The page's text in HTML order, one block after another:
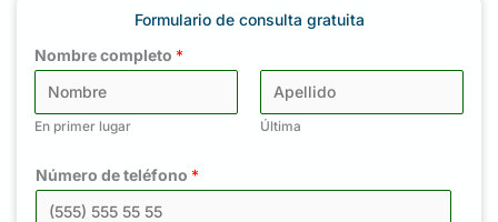
Formulario de consulta gratuita
Nombre completo *
En primer lugar Última
Número de teléfono *